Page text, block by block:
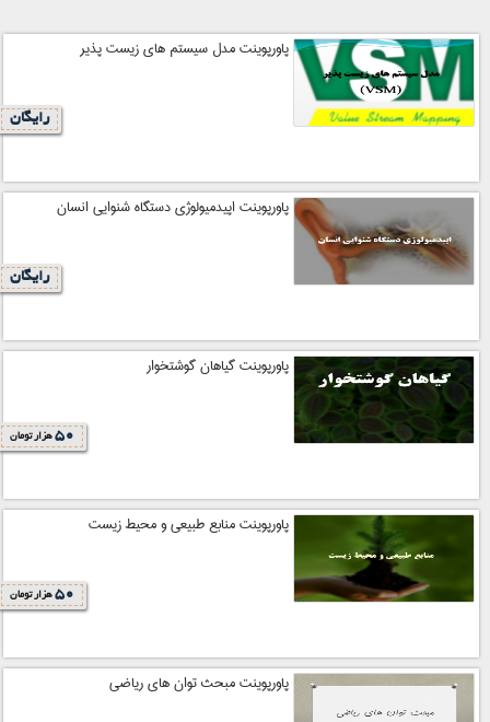
پاورپوینت مدل سیستم های زیست پذیر
رایگان
پاورپوینت اپیدمیولوژی دستگاه شنوایی انسان
رایگان
پاورپوینت گیاهان گوشتخوار
50 هزار تومان
پاورپوینت منابع طبیعی و محیط زیست
50 هزار تومان
پاورپوینت مبحث توان های ریاضی